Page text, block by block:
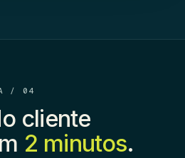
/ 04
cliente
2 minutos.